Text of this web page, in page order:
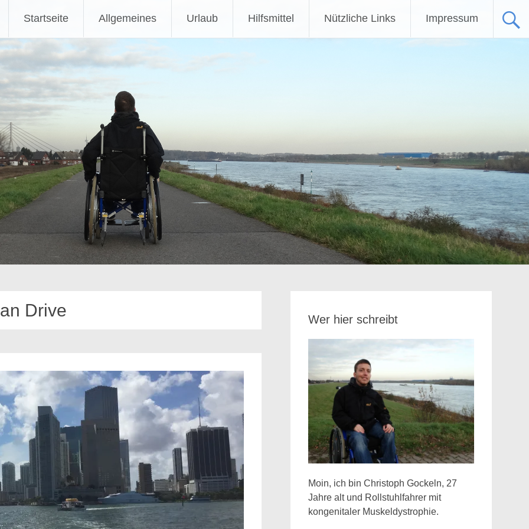
Inhalt
Startseite Allgemeines Urlaub Hilfsmittel Nützliche Links Impressum
Drive Wer hier schreibt
Moin, ich bin Christoph Gockeln, 27
Jahre alt und Rollstuhlfahrer mit
kongenitaler Muskeldystrophie.